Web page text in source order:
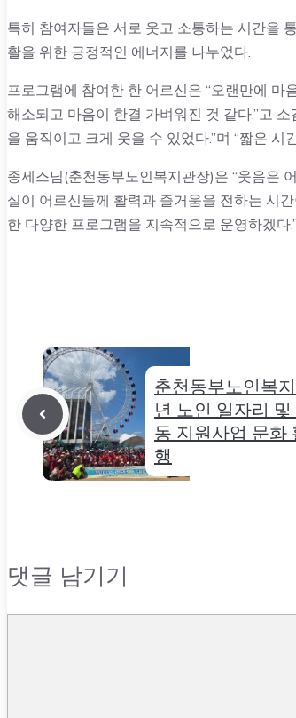
특히 참여자들은 서로 웃고 소통하는 시간을
활을 위한 긍정적인 에너지를 나누었다.
프로그램에 참여한 한 어르신은 “오랜만에 마
해소되고 마음이 한결 가벼워진 것 같다.”고
을 움직이고 크게 웃을 수 있었다.”며 “짧은
종세스님(춘천동부노인복지관장)은 “웃음은
실이 어르신들께 활력과 즐거움을 전하는 시
한 다양한 프로그램을 지속적으로 운영하겠다
춘천동부노인복
년 노인 일자리
동 지원사업 문화
행
댓글 남기기